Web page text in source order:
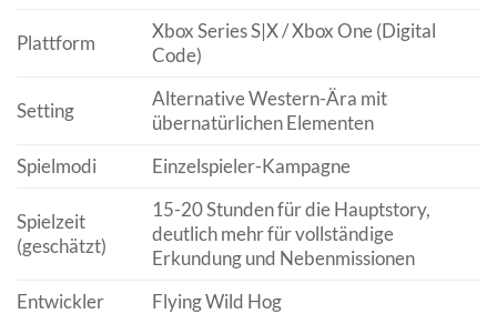
Plattform
Xbox Series S|X / Xbox One (Digital
Code)
Setting
Alternative Western-Ära mit
übernatürlichen Elementen
Spielmodi
Einzelspieler-Kampagne
Spielzeit
(geschätzt)
15-20 Stunden für die Hauptstory,
deutlich mehr für vollständige
Erkundung und Nebenmissionen
Entwickler
Flying Wild Hog